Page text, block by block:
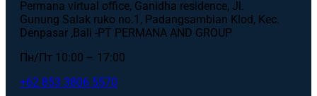
Permana virtual office, Ganidha residence, Jl.
Gunung Salak ruko no.1, Padangsambian Klod, Kec.
Denpasar ,Bali -PT PERMANA AND GROUP
Пн/Пт 10:00 – 17:00
+62 853 3806 5570